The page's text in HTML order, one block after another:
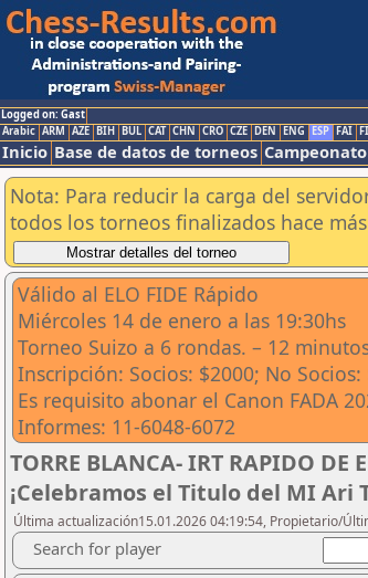
Logged on: Gast
Arabic ARM AZE BIH BUL CAT CHN CRO CZE DEN ENG ESP FAI
Inicio Base de datos de torneos
Nota: Para reducir la carga del
todos los torneos finalizados hace
Válido al ELO FIDE Rápido
Miércoles 14 de enero a las 19:30hs
Torneo Suizo a 6 rondas. – 12
Inscripción: Socios: $2000; No Socios:
Es requisito abonar el Canon FADA
Informes: 11-6048-6072
TORRE BLANCA- IRT RAPIDO
¡Celebramos el Titulo del MI Ari
Última actualización15.01.2026 04:19:54, Propietario/
Search for player